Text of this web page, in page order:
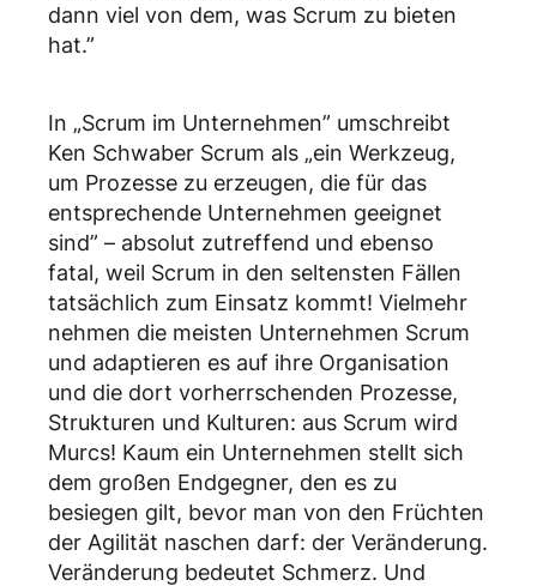
dann viel von dem, was Scrum zu bieten
hat.”
In „Scrum im Unternehmen” umschreibt
Ken Schwaber Scrum als „ein Werkzeug,
um Prozesse zu erzeugen, die für das
entsprechende Unternehmen geeignet
sind” – absolut zutreffend und ebenso
fatal, weil Scrum in den seltensten Fällen
tatsächlich zum Einsatz kommt! Vielmehr
nehmen die meisten Unternehmen Scrum
und adaptieren es auf ihre Organisation
und die dort vorherrschenden Prozesse,
Strukturen und Kulturen: aus Scrum wird
Murcs! Kaum ein Unternehmen stellt sich
dem großen Endgegner, den es zu
besiegen gilt, bevor man von den Früchten
der Agilität naschen darf: der Veränderung.
Veränderung bedeutet Schmerz. Und